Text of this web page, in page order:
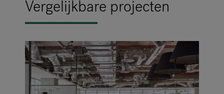
Vergelijkbare projecten